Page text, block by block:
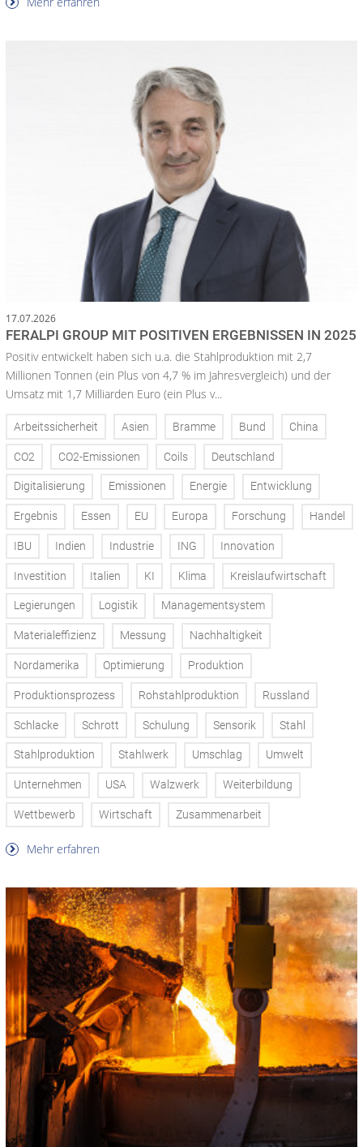
17.07.2026
FERALPI GROUP MIT POSITIVEN ERGEBNISSEN IN 2025
Positiv entwickelt haben sich u.a. die Stahlproduktion mit 2,7
Millionen Tonnen (ein Plus von 4,7 % im Jahresvergleich) und der
Umsatz mit 1,7 Milliarden Euro (ein Plus v...
Arbeitssicherheit Asien Bramme Bund China
CO2 CO2-Emissionen Coils Deutschland
Digitalisierung Emissionen Energie Entwicklung
Ergebnis Essen EU Europa Forschung Handel
IBU Indien Industrie ING Innovation
Investition Italien KI Klima Kreislaufwirtschaft
Legierungen Logistik Managementsystem
Materialeffizienz Messung Nachhaltigkeit
Nordamerika Optimierung Produktion
Produktionsprozess Rohstahlproduktion Russland
Schlacke Schrott Schulung Sensorik Stahl
Stahlproduktion Stahlwerk Umschlag Umwelt
Unternehmen USA Walzwerk Weiterbildung
Wettbewerb Wirtschaft Zusammenarbeit
Mehr erfahren